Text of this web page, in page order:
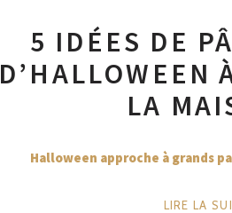
5 IDÉES DE
D’HALLOWEEN
LA
Halloween approche à grands
LIRE LA